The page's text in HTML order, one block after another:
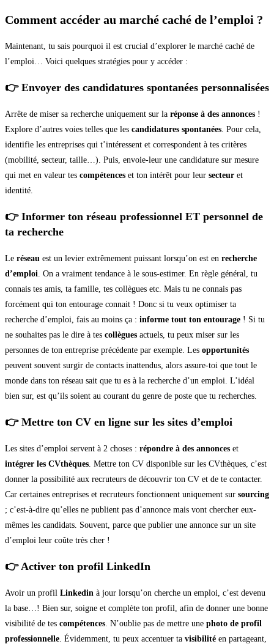
Comment accéder au marché caché de l’emploi ?
Maintenant, tu sais pourquoi il est crucial d’explorer le marché caché de
l’emploi… Voici quelques stratégies pour y accéder :
👉 Envoyer des candidatures spontanées personnalisées
Arrête de miser sa recherche uniquement sur la réponse à des annonces !
Explore d’autres voies telles que les candidatures spontanées. Pour cela,
identifie les entreprises qui t’intéressent et correspondent à tes critères
(mobilité, secteur, taille…). Puis, envoie-leur une candidature sur mesure
qui met en valeur tes compétences et ton intérêt pour leur secteur et
identité.
👉 Informer ton réseau professionnel ET personnel de
ta recherche
Le réseau est un levier extrêmement puissant lorsqu’on est en recherche
d’emploi. On a vraiment tendance à le sous-estimer. En règle général, tu
connais tes amis, ta famille, tes collègues etc. Mais tu ne connais pas
forcément qui ton entourage connait ! Donc si tu veux optimiser ta
recherche d’emploi, fais au moins ça : informe tout ton entourage ! Si tu
ne souhaites pas le dire à tes collègues actuels, tu peux miser sur les
personnes de ton entreprise précédente par exemple. Les opportunités
peuvent souvent surgir de contacts inattendus, alors assure-toi que tout le
monde dans ton réseau sait que tu es à la recherche d’un emploi. L’idéal
bien sur, est qu’ils soient au courant du genre de poste que tu recherches.
👉 Mettre ton CV en ligne sur les sites d’emploi
Les sites d’emploi servent à 2 choses : répondre à des annonces et
intégrer les CVthèques. Mettre ton CV disponible sur les CVthèques, c’est
donner la possibilité aux recruteurs de découvrir ton CV et de te contacter.
Car certaines entreprises et recruteurs fonctionnent uniquement sur sourcing
; c’est-à-dire qu’elles ne publient pas d’annonce mais vont chercher eux-
mêmes les candidats. Souvent, parce que publier une annonce sur un site
d’emploi leur coûte très cher !
👉 Activer ton profil LinkedIn
Avoir un profil Linkedin à jour lorsqu’on cherche un emploi, c’est devenu
la base…! Bien sur, soigne et complète ton profil, afin de donner une bonne
visibilité de tes compétences. N’oublie pas de mettre une photo de profil
professionnelle. Évidemment, tu peux accentuer ta visibilité en partageant,